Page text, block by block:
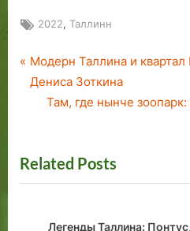
Tags:
2022, Таллинн
Навигация
P
r
o
u
Модерн Таллина и
Дениса Зоткина
N
t
P
s
Там, где нынче
Related Posts
Дельтаплан